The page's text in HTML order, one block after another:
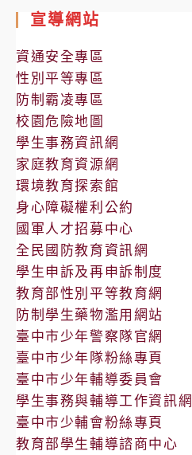
公
告
宣導網站
資通安全專區
性別平等專區
防制霸凌專區
校園危險地圖
學生事務資訊網
家庭教育資源網
環境教育探索館
身心障礙權利公約
國軍人才招募中心
全民國防教育資訊網
學生申訴及再申訴制度
教育部性別平等教育網
防制學生藥物濫用網站
臺中市少年警察隊官網
臺中市少年隊粉絲專頁
臺中市少年輔導委員會
學生事務與輔導工作資訊網
臺中市少輔會粉絲專頁
教育部學生輔導諮商中心